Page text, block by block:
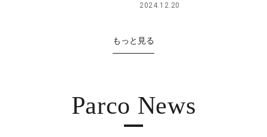
2024.12.20
もっと見る
Parco News